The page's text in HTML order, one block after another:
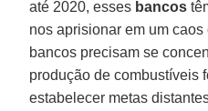
até 2020, esses bancos
nos aprisionar em um
bancos precisam se
produção de combustíveis
estabelecer metas